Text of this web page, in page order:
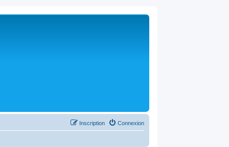
Connexion
Inscription